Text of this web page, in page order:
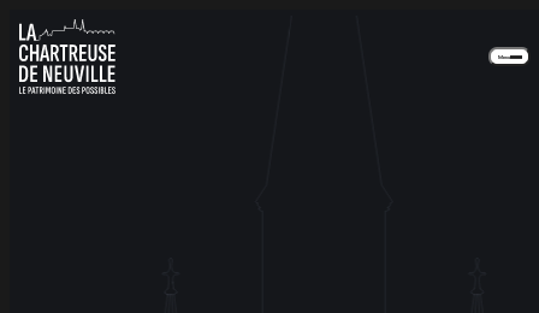
Menu
Notre newsletter
En appuyant sur le bouton de validation, vous
Panneau de gestion des cookies